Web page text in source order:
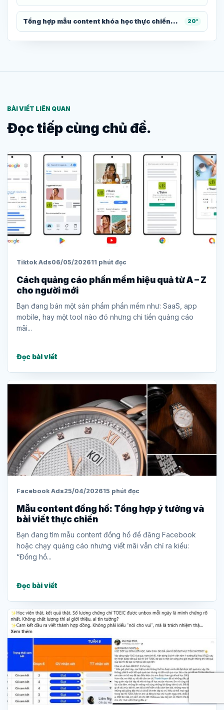
Tổng hợp mẫu content khóa học thực chiến... 20'
BÀI VIẾT LIÊN QUAN
Đọc tiếp cùng chủ đề.
Tiktok Ads06/05/202611 phút đọc
Cách quảng cáo phần mềm hiệu quả từ A – Z
cho người mới
Bạn đang bán một sản phẩm phần mềm như: SaaS, app
mobile, hay một tool nào đó nhưng chi tiền quảng cáo
mãi...
Đọc bài viết
Facebook Ads25/04/202615 phút đọc
Mẫu content đồng hồ: Tổng hợp ý tưởng và
bài viết thực chiến
Bạn đang tìm mẫu content đồng hồ để đăng Facebook
hoặc chạy quảng cáo nhưng viết mãi vẫn chỉ ra kiểu:
“Đồng hồ...
Đọc bài viết